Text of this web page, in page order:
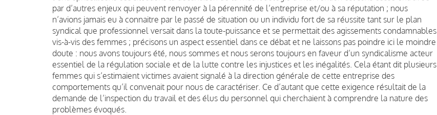
par d’autres enjeux qui peuvent renvoyer à la pérennité de l’entreprise et/ou à sa réputation ; nous
n’avions jamais eu à connaitre par le passé de situation ou un individu fort de sa réussite tant sur le plan
syndical que professionnel versait dans la toute-puissance et se permettait des agissements condamnables
vis-à-vis des femmes ; précisons un aspect essentiel dans ce débat et ne laissons pas poindre ici le moindre
doute : nous avons toujours été, nous sommes et nous serons toujours en faveur d’un syndicalisme acteur
essentiel de la régulation sociale et de la lutte contre les injustices et les inégalités. Cela étant dit plusieurs
femmes qui s’estimaient victimes avaient signalé à la direction générale de cette entreprise des
comportements qu’il convenait pour nous de caractériser. Ce d’autant que cette exigence résultait de la
demande de l’inspection du travail et des élus du personnel qui cherchaient à comprendre la nature des
problèmes évoqués.